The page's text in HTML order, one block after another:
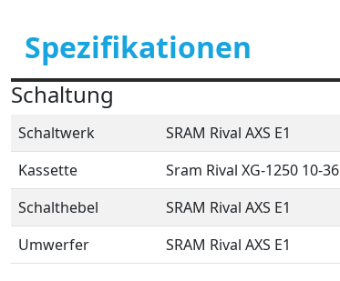
Spezifikationen
Schaltung
Schaltwerk
SRAM Rival AXS E1
Kassette
Sram Rival XG-1250 10-36
Schalthebel
SRAM Rival AXS E1
Umwerfer
SRAM Rival AXS E1